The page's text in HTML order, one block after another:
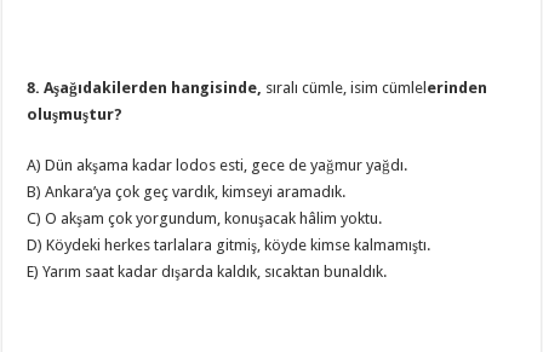
8. Aşağıdakilerden hangisinde, sıralı cümle, isim cümlel erinden
oluşmuştur?
A) Dün akşama kadar lodos esti, gece de yağmur yağdı.
B) Ankara’ya çok geç vardık, kimseyi aramadık.
C) O akşam çok yorgundum, konuşacak hâlim yoktu.
D) Köydeki herkes tarlalara gitmiş, köyde kimse kalmamıştı.
E) Yarım saat kadar dışarda kaldık, sıcaktan bunaldık.